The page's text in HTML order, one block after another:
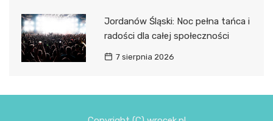
Jordanów Śląski: Noc pełna tańca i
radości dla całej społeczności
7 sierpnia 2026